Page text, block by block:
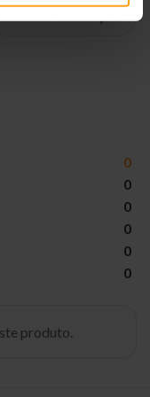
0
0
0
0
0
0
produto.